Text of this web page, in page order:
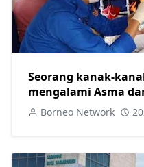
Seorang kanak-
mengalami Asma
oleh Angkatan
Borneo Network